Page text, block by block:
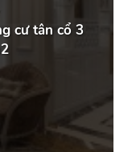
cư tân cổ 3